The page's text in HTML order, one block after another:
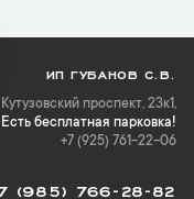
ИП ГУБАНОВ С.В.
проспект, 23к1,
Есть бесплатная парковка!
+7 (925) 761-22-06
(985) 766-28-82